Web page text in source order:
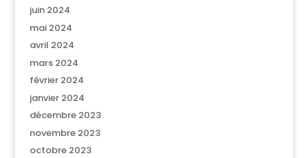
juin 2024
mai 2024
avril 2024
mars 2024
février 2024
janvier 2024
décembre 2023
novembre 2023
octobre 2023